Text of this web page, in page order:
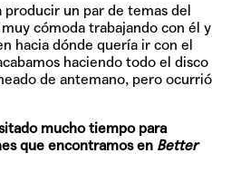
producir un par de temas del
cómoda trabajando con él y
hacia dónde quería ir con el
haciendo todo el disco
de antemano, pero ocurrió
mucho tiempo para
que encontramos en Better